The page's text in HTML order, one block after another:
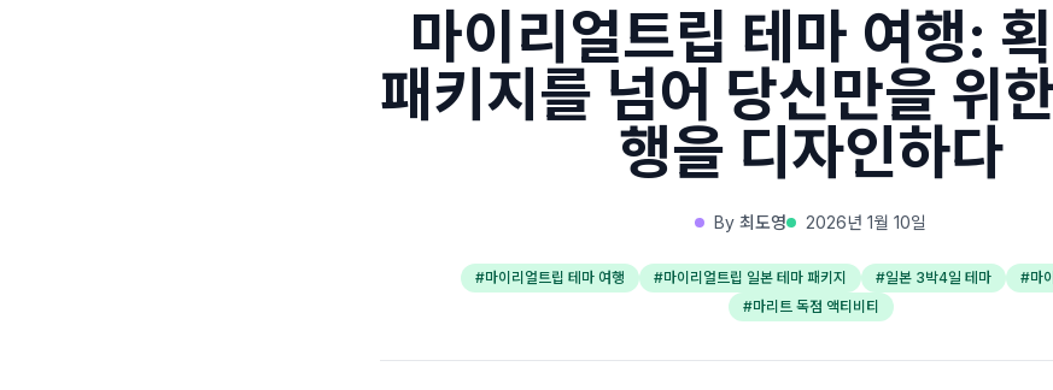
마이리얼트립 테마 여행:
패키지를 넘어 당신만을 위
행을 디자인하다
By 최도영 2026년 1월 10일
#마이리얼트립 테마 여행 #마이리얼트립 일본 테마 패키지 #일본 3박4일 테마 #마
#마리트 독점 액티비티